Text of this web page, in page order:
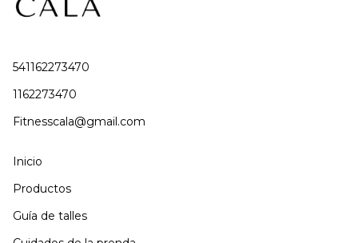
541162273470
1162273470
Fitnesscala@gmail.com
Inicio
Productos
Guía de talles